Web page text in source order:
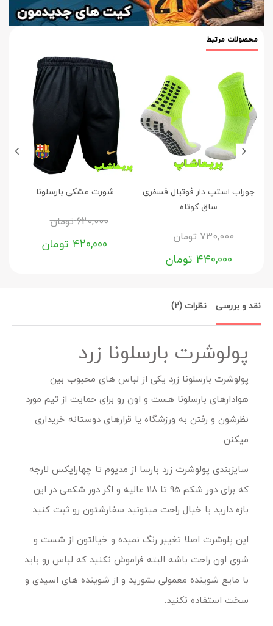
محصولات مرتبط
جوراب استپ دار فوتبال فسفری
ساق کوتاه
730,000تومان
440,000 تومان
شورت مشکی بارسلونا
620,000تومان
420,000 تومان
نقد و بررسی نظرات (2)
پولوشرت بارسلونا زرد
پولوشرت بارسلونا زرد یکی از لباس های محبوب بین
هوادارهای بارسلونا هست و اون رو برای حمایت از تیم مورد
نظرشون و رفتن به ورزشگاه یا قرارهای دوستانه خریداری
میکنن.
سایزبندی پولوشرت زرد بارسا از مدیوم تا چهارایکس لارجه
که برای دور شکم 95 تا 118 عالیه و اگر دور شکمی در این
بازه دارید با خیال راحت میتونید سفارشتون رو ثبت کنید.
این پلوشرت اصلا تغییر رنگ نمیده و خیالتون از شست و
شوی اون راحت باشه البته فراموش نکنید که لباس رو باید
با مایع شوینده معمولی بشورید و از شوینده های اسیدی و
سخت استفاده نکنید.